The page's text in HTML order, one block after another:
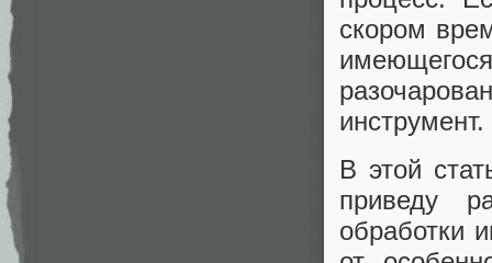
скором
инструмент.
В этой
приведу
обработки